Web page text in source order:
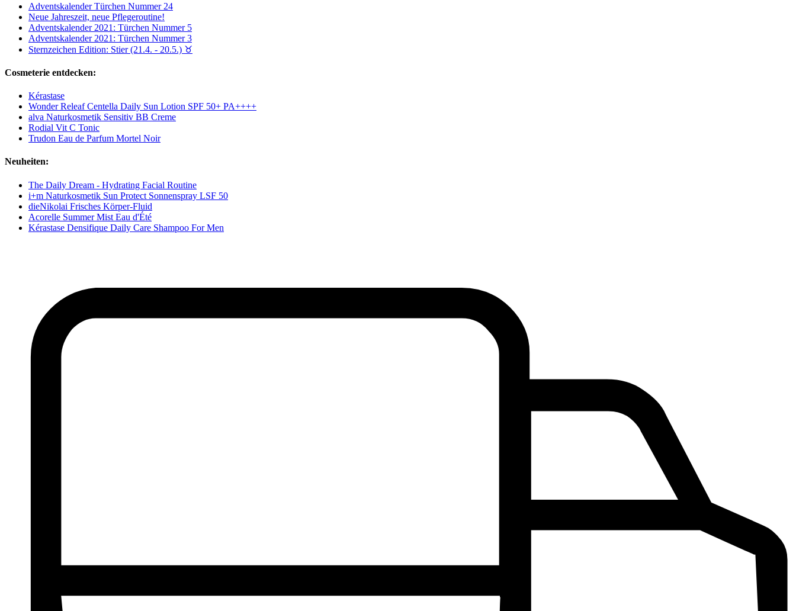
Adventskalender Türchen Nummer 24
Neue Jahreszeit, neue Pflegeroutine!
Adventskalender 2021: Türchen Nummer 5
Adventskalender 2021: Türchen Nummer 3
Sternzeichen Edition: Stier (21.4. - 20.5.) ♉︎
Cosmeterie entdecken:
Kérastase
Wonder Releaf Centella Daily Sun Lotion SPF 50+ PA++++
alva Naturkosmetik Sensitiv BB Creme
Rodial Vit C Tonic
Trudon Eau de Parfum Mortel Noir
Neuheiten:
The Daily Dream - Hydrating Facial Routine
i+m Naturkosmetik Sun Protect Sonnenspray LSF 50
dieNikolai Frisches Körper-Fluid
Acorelle Summer Mist Eau d'Été
Kérastase Densifique Daily Care Shampoo For Men